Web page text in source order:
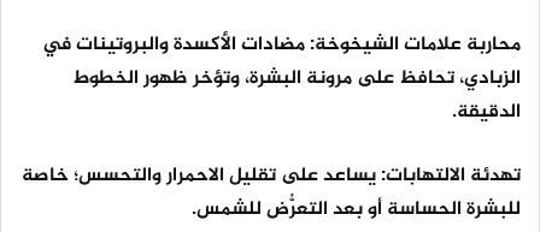
محاربة علامات الشيخوخة: مضادات الأكسدة والبروتينات في
الزبادي، تحافظ على مرونة البشرة، وتؤخر ظهور الخطوط
الدقيقة.
تهدئة الالتهابات: يساعد على تقليل الاحمرار والتحسس؛ خاصة
للبشرة الحساسة أو بعد التعرُّض للشمس.